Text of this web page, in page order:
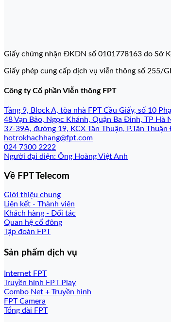
Giấy chứng nhận ĐKDN số 0101778163 do Sở
Giấy phép cung cấp dịch vụ viễn thông số 255/
Công ty Cổ phần Viễn thông FPT
Tầng 9, Block A, tòa nhà FPT Cầu Giấy, số 10
48 Vạn Bảo, Ngọc Khánh, Quận Ba Đình, TP Hà
37-39A, đường 19, KCX Tân Thuận, P.Tân
hotrokhachhang@fpt.com
024 7300 2222
Người đại diện: Ông Hoàng Việt Anh
Về FPT Telecom
Giới thiệu chung
Liên kết - Thành viên
Khách hàng - Đối tác
Quan hệ cổ đông
Tập đoàn FPT
Sản phẩm dịch vụ
Internet FPT
Truyền hình FPT Play
Combo Net + Truyền hình
FPT Camera
Tổng đài FPT